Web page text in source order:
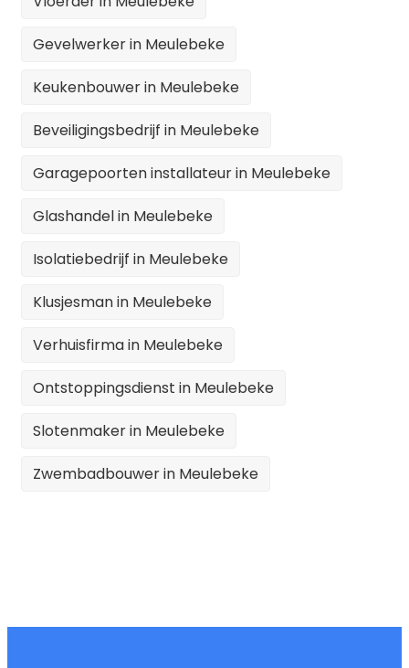
Gevelwerker in Meulebeke
Keukenbouwer in Meulebeke
Beveiligingsbedrijf in Meulebeke
Garagepoorten installateur in Meulebeke
Glashandel in Meulebeke
Isolatiebedrijf in Meulebeke
Klusjesman in Meulebeke
Verhuisfirma in Meulebeke
Ontstoppingsdienst in Meulebeke
Slotenmaker in Meulebeke
Zwembadbouwer in Meulebeke